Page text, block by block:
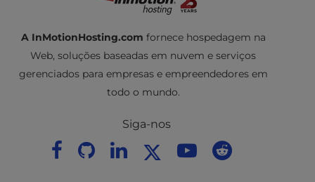
A InMotionHosting.com fornece hospedagem na
Web, soluções baseadas em nuvem e serviços
gerenciados para empresas e empreendedores em
todo o mundo.
Siga-nos